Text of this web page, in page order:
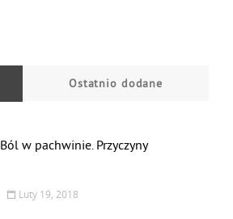
Ostatnio dodane
Ból w pachwinie. Przyczyny
Luty 19, 2018